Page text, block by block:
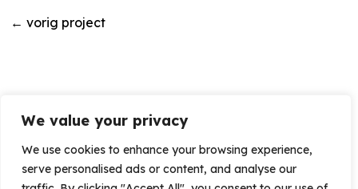
We value your privacy
We use cookies to enhance your browsing experience,
serve personalised ads or content, and analyse our
←vorig project